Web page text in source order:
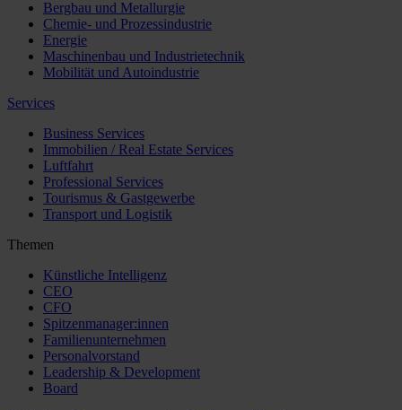
Bergbau und Metallurgie
Chemie- und Prozessindustrie
Energie
Maschinenbau und Industrietechnik
Mobilität und Autoindustrie
Services
Business Services
Immobilien / Real Estate Services
Luftfahrt
Professional Services
Tourismus & Gastgewerbe
Transport und Logistik
Themen
Künstliche Intelligenz
CEO
CFO
Spitzenmanager:innen
Familienunternehmen
Personalvorstand
Leadership & Development
Board